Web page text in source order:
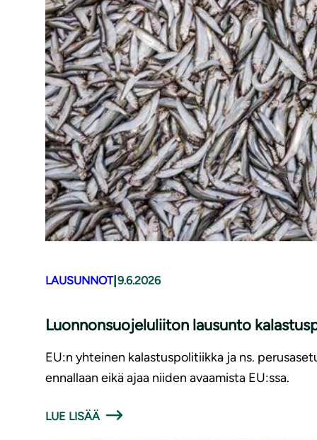
LAUSUNNOT| 9.6.2026
Luonnonsuojeluliiton lausunto
EU:n yhteinen kalastuspolitiikka ja ns.
ennallaan eikä ajaa niiden avaamista EU:ssa.
LUE LISÄÄ